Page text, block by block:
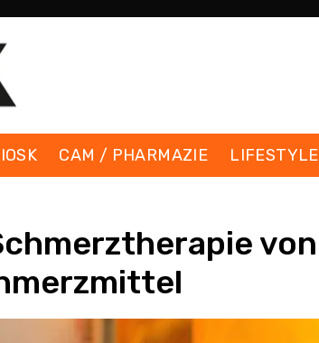
CAM / PHARMAZIE LIFESTYLE
von